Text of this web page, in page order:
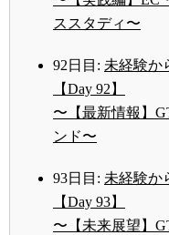
ススタディ〜
92日目: 未経験か
【Day 92】
〜【最新情報】
ンド〜
93日目: 未経験か
【Day 93】
〜【未来展望】